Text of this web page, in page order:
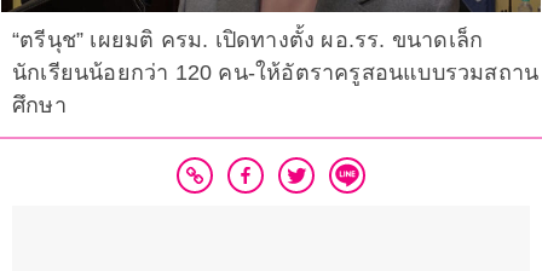
“ตรีนุช” เผยมติ ครม. เปิดทางตั้ง ผอ.รร. ขนาดเล็ก
นักเรียนน้อยกว่า 120 คน-ให้อัตราครูสอนแบบรวมสถาน
ศึกษา